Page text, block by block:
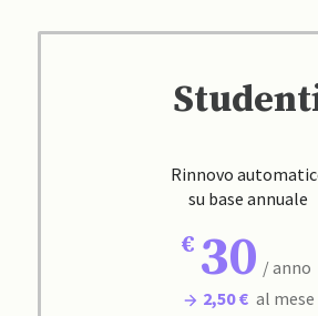
Rinnovo
su base annuale
30 / anno
2,50 € al mese